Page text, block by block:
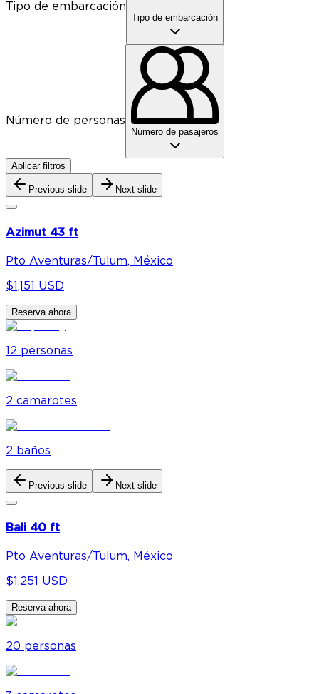
Tipo de embarcación
Tipo de embarcación
Número de personas
Número de pasajeros
Aplicar filtros
Previous slide Next slide
Azimut 43 ft
Pto Aventuras/Tulum, México
$1,151 USD
Reserva ahora
12 personas
2 camarotes
2 baños
Previous slide Next slide
Bali 40 ft
Pto Aventuras/Tulum, México
$1,251 USD
Reserva ahora
20 personas